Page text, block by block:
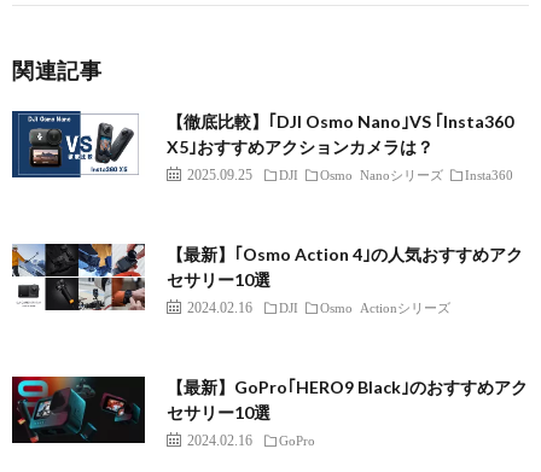
関連記事
【徹底比較】｢DJI Osmo Nano｣VS ｢Insta360
X5｣おすすめアクションカメラは？
2025.09.25 DJI Osmo Nanoシリーズ Insta360
【最新】｢Osmo Action 4｣の人気おすすめアク
セサリー10選
2024.02.16 DJI Osmo Actionシリーズ
【最新】GoPro｢HERO9 Black｣のおすすめアク
セサリー10選
2024.02.16 GoPro